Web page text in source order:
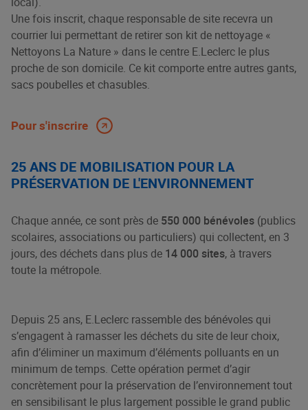
Une fois inscrit, chaque responsable de site recevra un
courrier lui permettant de retirer son kit de nettoyage «
Nettoyons La Nature » dans le centre E.Leclerc le plus
proche de son domicile. Ce kit comporte entre autres gants,
sacs poubelles et chasubles.
Pour s'inscrire
25 ANS DE MOBILISATION POUR LA
PRÉSERVATION DE L'ENVIRONNEMENT
Chaque année, ce sont près de 550 000 bénévoles (publics
scolaires, associations ou particuliers) qui collectent, en 3
jours, des déchets dans plus de 14 000 sites, à travers
toute la métropole.
Depuis 25 ans, E.Leclerc rassemble des bénévoles qui
s’engagent à ramasser les déchets du site de leur choix,
afin d’éliminer un maximum d’éléments polluants en un
minimum de temps. Cette opération permet d’agir
concrètement pour la préservation de l’environnement tout
en sensibilisant le plus largement possible le grand public